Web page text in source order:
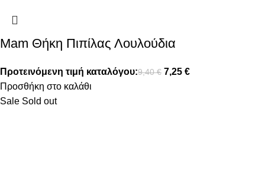
Mam Θήκη Πιπίλας Λουλούδια
Προτεινόμενη τιμή καταλόγου:9,40€ 7,25 €
Προσθήκη στο καλάθι
Sale Sold out